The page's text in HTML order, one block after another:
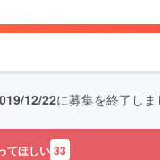
12/22に募集を終了しま
てほしい 33